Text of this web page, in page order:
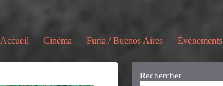
Accueil Cinéma Furia / Buenos Aires Évènements
Rechercher